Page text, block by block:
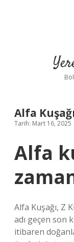
Alfa
Tarih: Mart 16, 2025
Alfa
Alfa Kuşağı, Z
adı geçen son
itibaren